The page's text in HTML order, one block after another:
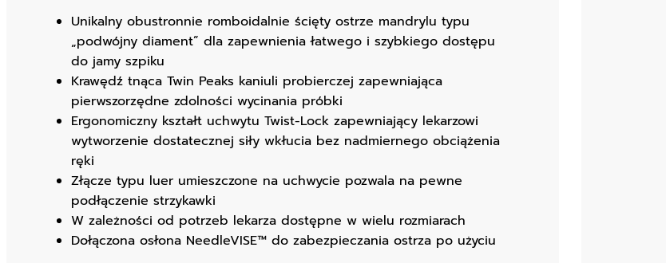
Unikalny obustronnie romboidalnie ścięty ostrze mandrylu typu
„podwójny diament” dla zapewnienia łatwego i szybkiego dostępu
do jamy szpiku
Krawędź tnąca Twin Peaks kaniuli probierczej zapewniająca
pierwszorzędne zdolności wycinania próbki
Ergonomiczny kształt uchwytu Twist-Lock zapewniający lekarzowi
wytworzenie dostatecznej siły wkłucia bez nadmiernego obciążenia
ręki
Złącze typu luer umieszczone na uchwycie pozwala na pewne
podłączenie strzykawki
W zależności od potrzeb lekarza dostępne w wielu rozmiarach
Dołączona osłona NeedleVISE™ do zabezpieczania ostrza po użyciu